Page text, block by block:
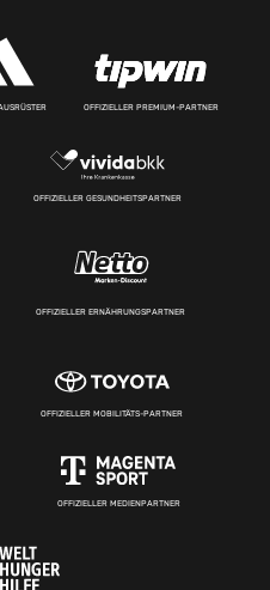
OFFIZIELLER PREMIUM-PARTNER
OFFIZIELLER GESUNDHEITSPARTNER
OFFIZIELLER ERNÄHRUNGSPARTNER
OFFIZIELLER MOBILITÄTS-PARTNER
OFFIZIELLER MEDIENPARTNER